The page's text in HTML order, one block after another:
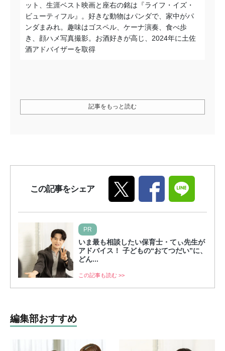
ット、生涯ベスト映画と座右の銘は『ライフ・イズ・
ビューティフル』。好きな動物はパンダで、家中がパ
ンダまみれ。趣味はゴスペル、ケーナ演奏、食べ歩
き、顔ハメ写真撮影。お酒好きが高じ、2024年に土佐
酒アドバイザーを取得
記事をもっと読む
この記事をシェア
PR
いま最も相談したい保育士・てぃ先生が
アドバイス！ 子どもの“おてつだい”に、
どん...
この記事も読む >>
編集部おすすめ